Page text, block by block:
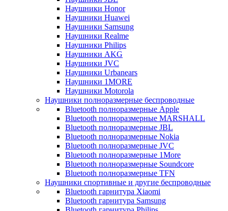
Наушники Honor
Наушники Huawei
Наушники Samsung
Наушники Realme
Наушники Philips
Наушники AKG
Наушники JVC
Наушники Urbanears
Наушники 1MORE
Наушники Motorola
Наушники полноразмерные беспроводные
Bluetooth полноразмерные Apple
Bluetooth полноразмерные MARSHALL
Bluetooth полноразмерные JBL
Bluetooth полноразмерные Nokia
Bluetooth полноразмерные JVC
Bluetooth полноразмерные 1More
Bluetooth полноразмерные Soundcore
Bluetooth полноразмерные TFN
Наушники спортивные и другие беспроводные
Bluetooth гарнитура Xiaomi
Bluetooth гарнитура Samsung